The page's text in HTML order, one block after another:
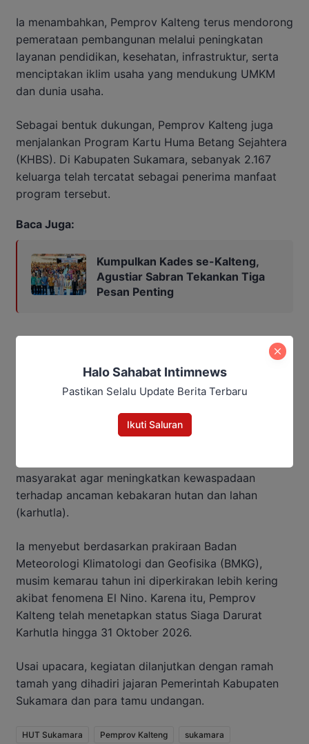
Ia menambahkan, Pemprov Kalteng terus mendorong
pemerataan pembangunan melalui peningkatan
layanan pendidikan, kesehatan, infrastruktur, serta
menciptakan iklim usaha yang mendukung UMKM
dan dunia usaha.
Sebagai bentuk dukungan, Pemprov Kalteng juga
menjalankan Program Kartu Huma Betang Sejahtera
(KHBS). Di Kabupaten Sukamara, sebanyak 2.167
keluarga telah tercatat sebagai penerima manfaat
program tersebut.
Baca Juga:
Kumpulkan Kades se-Kalteng,
Agustiar Sabran Tekankan Tiga
Pesan Penting
“Kami mengajak seluruh pihak mengawal
pelaksanaan Program Kartu Huma Betang Sejahtera
agar tepat sasaran. Mari bersama-sama mendukung
berbagai program strategis nasional, seperti Makan
Sekolah Rakyat, dan Koperasi Merah Putih,” ucapnya.
masyarakat agar meningkatkan kewaspadaan
terhadap ancaman kebakaran hutan dan lahan
(karhutla).
Ia menyebut berdasarkan prakiraan Badan
Meteorologi Klimatologi dan Geofisika (BMKG),
musim kemarau tahun ini diperkirakan lebih kering
akibat fenomena El Nino. Karena itu, Pemprov
Kalteng telah menetapkan status Siaga Darurat
Karhutla hingga 31 Oktober 2026.
Usai upacara, kegiatan dilanjutkan dengan ramah
tamah yang dihadiri jajaran Pemerintah Kabupaten
Sukamara dan para tamu undangan.
HUT Sukamara Pemprov Kalteng sukamara
Halo Sahabat Intimnews
Pastikan Selalu Update Berita Terbaru
Ikuti Saluran